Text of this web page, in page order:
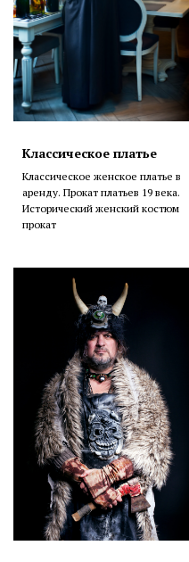
Классическое платье
Классическое женское платье в
аренду. Прокат платьев 19 века.
Исторический женский костюм
прокат